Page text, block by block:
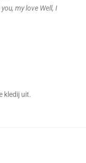
my love Well, I
kledij uit.